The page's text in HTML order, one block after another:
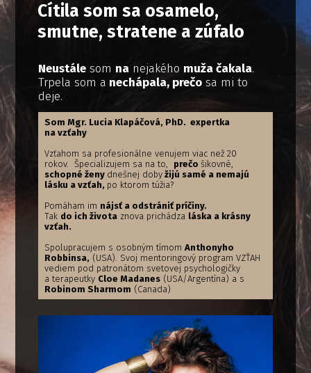
Cítila som sa osamelo,
smutne, stratene a zúfalo
Neustálesom nanejakého muža čakala.
Trpela som a nechápala, prečosa mi to
deje.
Som Mgr. Lucia Klapáčová, PhD. expertka
na vzťahy
Vzťahom sa profesionálne venujem viac než 20
rokov. Špecializujem sa na to, prečo šikovné,
schopné ženy dnešnej dobyžijú samé a nemajú
lásku a vzťah, po ktorom túžia?
Pomáham im nájsť a odstrániť príčiny.
Tak do ich životaznova prichádza láska a krásny
vzťah.
Spolupracujem s osobným tímom Anthonyho
Robbinsa, (USA). Svoj mentoringový program VZŤAH
vediem pod patronátom svetovej psychologičky
a terapeutky Cloe Madanes(USA/Argentína) a s
Robinom Sharmom (Canada)